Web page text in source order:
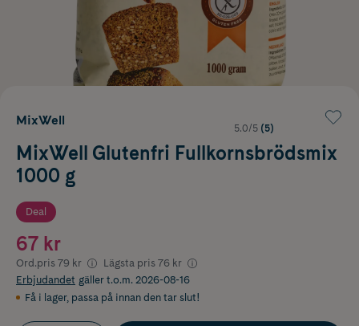
MixWell
5.0/5 (5)
MixWell Glutenfri Fullkornsbrödsmix
1000 g
Deal
67 kr
Ord.pris 79 kr Lägsta pris 76 kr
Erbjudandet gäller t.o.m. 2026-08-16
Få i lager, passa på innan den tar slut!